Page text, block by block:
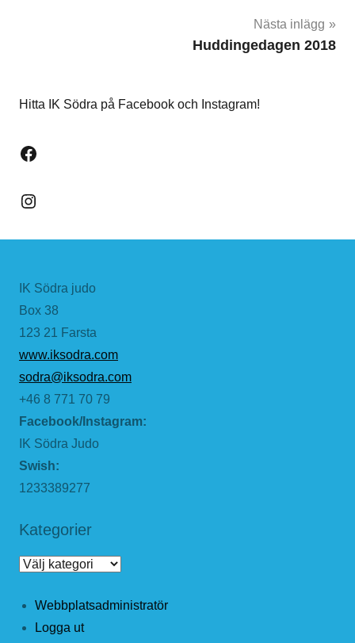
Nästa inlägg
Huddingedagen 2018
Hitta IK Södra på Facebook och Instagram!
Facebook
Instagram
IK Södra judo
Box 38
123 21 Farsta
www.iksodra.com
sodra@iksodra.com
+46 8 771 70 79
Facebook/Instagram:
IK Södra Judo
Swish:
1233389277
Kategorier
Kategorier
Webbplatsadministratör
Logga ut